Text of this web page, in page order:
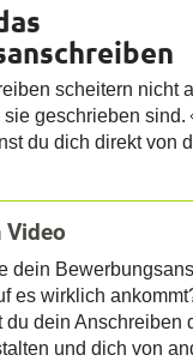
scheitern nicht
geschrieben sind.
du dich direkt von
Video
dein
es wirklich
du dein Anschreiben
und dich von